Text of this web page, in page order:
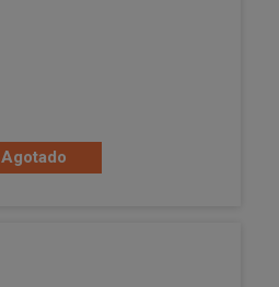
Agotado